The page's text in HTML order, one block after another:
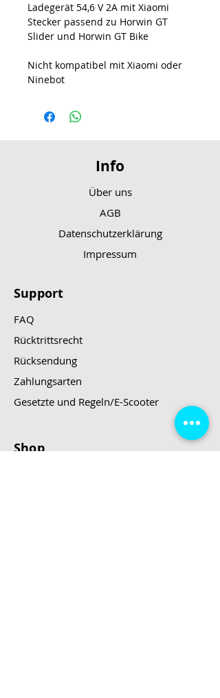
Ladegerät 54,6 V 2A mit Xiaomi
Stecker passend zu Horwin GT
Slider und Horwin GT Bike
Nicht kompatibel mit Xiaomi oder
Ninebot
Info
Über uns
AGB
Datenschutzerklärung
Impressum
Support
FAQ
Rücktrittsrecht
Rücksendung
Zahlungsarten
Gesetzte und Regeln/E-Scooter
Shop